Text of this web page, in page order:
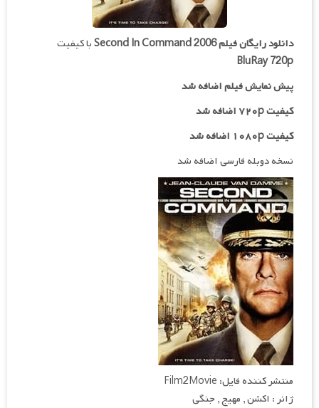
دانلود رایگان فیلمSecond In Command 2006با کیفیت
BluRay 720p
پیش نمایش فیلم اضافه شد
کیفیت ۷۲۰p اضافه شد
کیفیت ۱۰۸۰p اضافه شد
نسخه دوبله فارسی اضافه شد
منتشر کننده فایل: Film2Movie
ژانر : اکشن , مهیج , جنگی